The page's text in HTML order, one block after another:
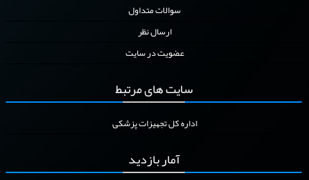
سوالات متداول
ارسال نظر
عضویت در سایت
سایتهای مرتبط
اداره کل تجهیزات پزشکی
آماربازدید